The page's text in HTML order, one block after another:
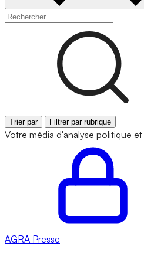
Trier par Filtrer par rubrique
Votre média d'analyse politique
AGRA Presse